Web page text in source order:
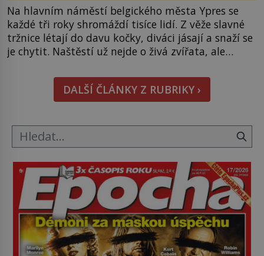
Na hlavním náměstí belgického města Ypres se
každé tři roky shromáždí tisíce lidí. Z věže slavné
tržnice létají do davu kočky, diváci jásají a snaží se
je chytit. Naštěstí už nejde o živá zvířata, ale
Tato veselá podívaná připomíná jeden z
nejpodivnějších a zároveň nejkrutějších zvyků […]
DALŠÍ ČLÁNKY Z RUBRIKY ›